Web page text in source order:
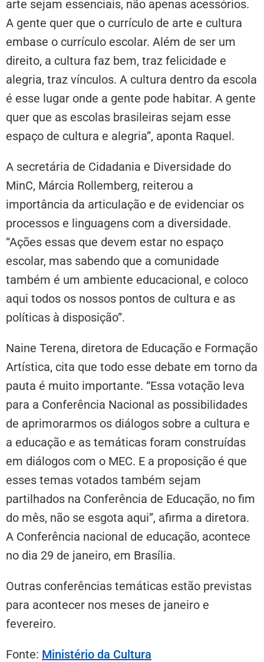
arte sejam essenciais, não apenas acessórios.
A gente quer que o currículo de arte e cultura
embase o currículo escolar. Além de ser um
direito, a cultura faz bem, traz felicidade e
alegria, traz vínculos. A cultura dentro da escola
é esse lugar onde a gente pode habitar. A gente
quer que as escolas brasileiras sejam esse
espaço de cultura e alegria”, aponta Raquel.
A secretária de Cidadania e Diversidade do
MinC, Márcia Rollemberg, reiterou a
importância da articulação e de evidenciar os
processos e linguagens com a diversidade.
“Ações essas que devem estar no espaço
escolar, mas sabendo que a comunidade
também é um ambiente educacional, e coloco
aqui todos os nossos pontos de cultura e as
políticas à disposição”.
Naine Terena, diretora de Educação e Formação
Artística, cita que todo esse debate em torno da
pauta é muito importante. “Essa votação leva
para a Conferência Nacional as possibilidades
de aprimorarmos os diálogos sobre a cultura e
a educação e as temáticas foram construídas
em diálogos com o MEC. E a proposição é que
esses temas votados também sejam
partilhados na Conferência de Educação, no fim
do mês, não se esgota aqui”, afirma a diretora.
A Conferência nacional de educação, acontece
no dia 29 de janeiro, em Brasília.
Outras conferências temáticas estão previstas
para acontecer nos meses de janeiro e
fevereiro.
Fonte: Ministério da Cultura